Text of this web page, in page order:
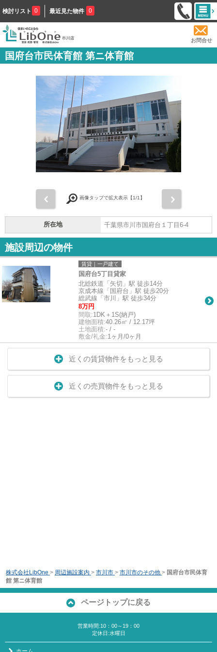
検討リスト 0 最近見た物件 0
お問合せ
国府台市民体育館 第ニ体育館
画像タップで拡大表示【1/1】
所在地 千葉県市川市国府台１丁目6-4
施設周辺の物件
賃貸｜一戸建て
国府台5丁目貸家
北総鉄道「矢切」駅 徒歩14分
京成本線「国府台」駅 徒歩20分
総武線「市川」駅 徒歩34分
8万円
間取:1DK＋1S(納戸)
建物面積:40.26㎡ / 12.17坪
土地面積:- / -
敷金/礼金:1ヶ月/0ヶ月
近くの賃貸物件をもっと見る
近くの売買物件をもっと見る
株式会社LibOne > 周辺施設案内 > 市川市 > 市川市のその他 > 国府台市民体育
館 第ニ体育館
ページトップに戻る
営業時間:10：00～19：00
定休日:水曜日